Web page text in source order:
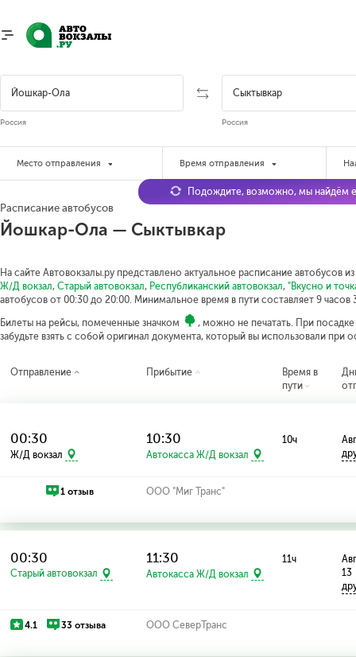
Россия Россия
Место отправления Время отправления
Расписание автобусов
Йошкар-Ола — Сыктывкар
На сайте Автовокзалы.ру представлено актуальное расписание автобусов
Ж/Д вокзал, Старый автовокзал, Республиканский автовокзал, "Вкусно и
автобусов от 00:30 до 20:00. Минимальное время в пути составляет 9 часов
Билеты на рейсы, помеченные значком
, можно не печатать. При
забудьте взять с собой оригинал документа, который вы использовали при
Подождите, возможно, мы найдём
Отправление Прибытие
Время в
пути
00:30
Ж/Д вокзал
10:30
Автокасса Ж/Д вокзал
10ч
1 отзыв ООО "Миг Транс"
00:30
Старый автовокзал
11:30
Автокасса Ж/Д вокзал
11ч
13
4.1 33 отзыва ООО СеверТранс